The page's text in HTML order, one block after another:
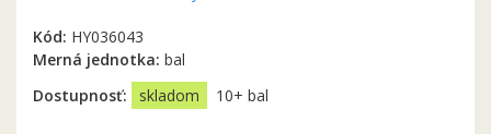
Kód: HY036043
Merná jednotka: bal
Dostupnosť:
skladom 10+ bal